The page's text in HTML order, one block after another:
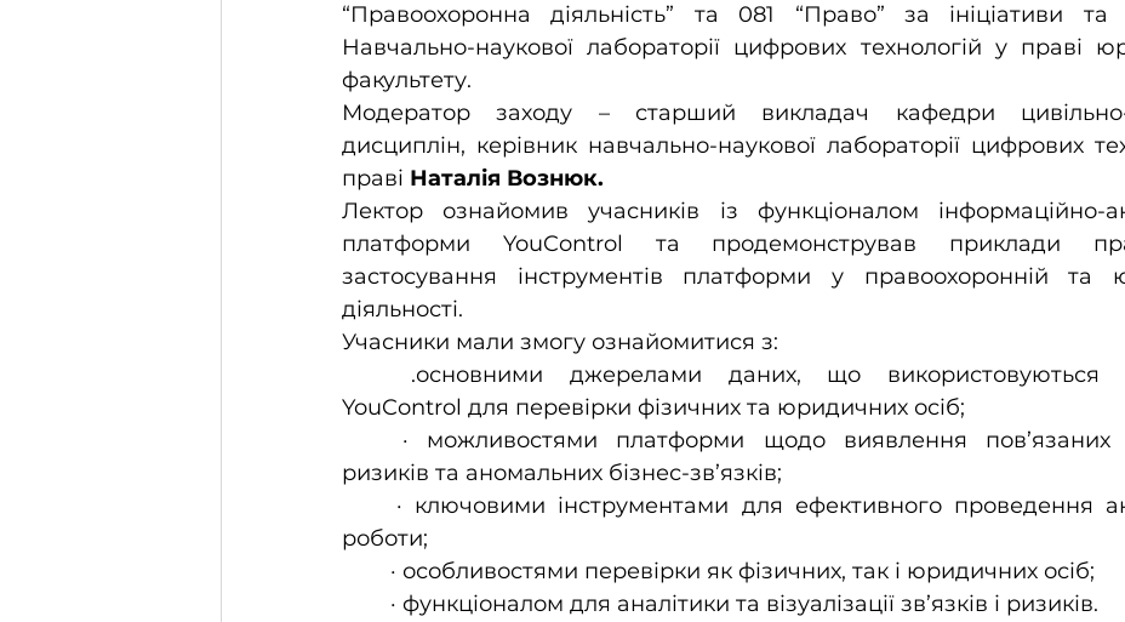
“Правоохоронна діяльність” та 081 “Право” за ініціативи та
Навчально-наукової лабораторії цифрових технологій у праві
факультету.
Модератор заходу – старший викладач кафедри цивільно-
дисциплін, керівник навчально-наукової лабораторії цифрових
праві Наталія Вознюк.
Лектор ознайомив учасників із функціоналом інформаційно-
платформи YouControl та продемонстрував приклади
застосування інструментів платформи у правоохоронній та
діяльності.
Учасники мали змогу ознайомитися з:
YouControl для перевірки фізичних та юридичних осіб;
ризиків та аномальних бізнес-зв’язків;
роботи;
	· особливостями перевірки як фізичних, так і юридичних осіб;
	· функціоналом для аналітики та візуалізації зв’язків і ризиків.